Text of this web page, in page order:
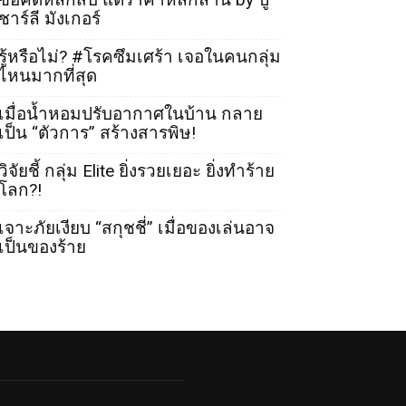
าร์ลี มังเกอร์
หรือไม่? #โรคซึมเศร้า เจอในคนกลุ่ม
หนมากที่สุด
มื่อน้ำหอมปรับอากาศในบ้าน กลาย
ป็น “ตัวการ” สร้างสารพิษ!
จัยชี้ กลุ่ม Elite ยิ่งรวยเยอะ ยิ่งทำร้าย
ลก?!
จาะภัยเงียบ “สกุชชี่” เมื่อของเล่นอาจ
ป็นของร้าย